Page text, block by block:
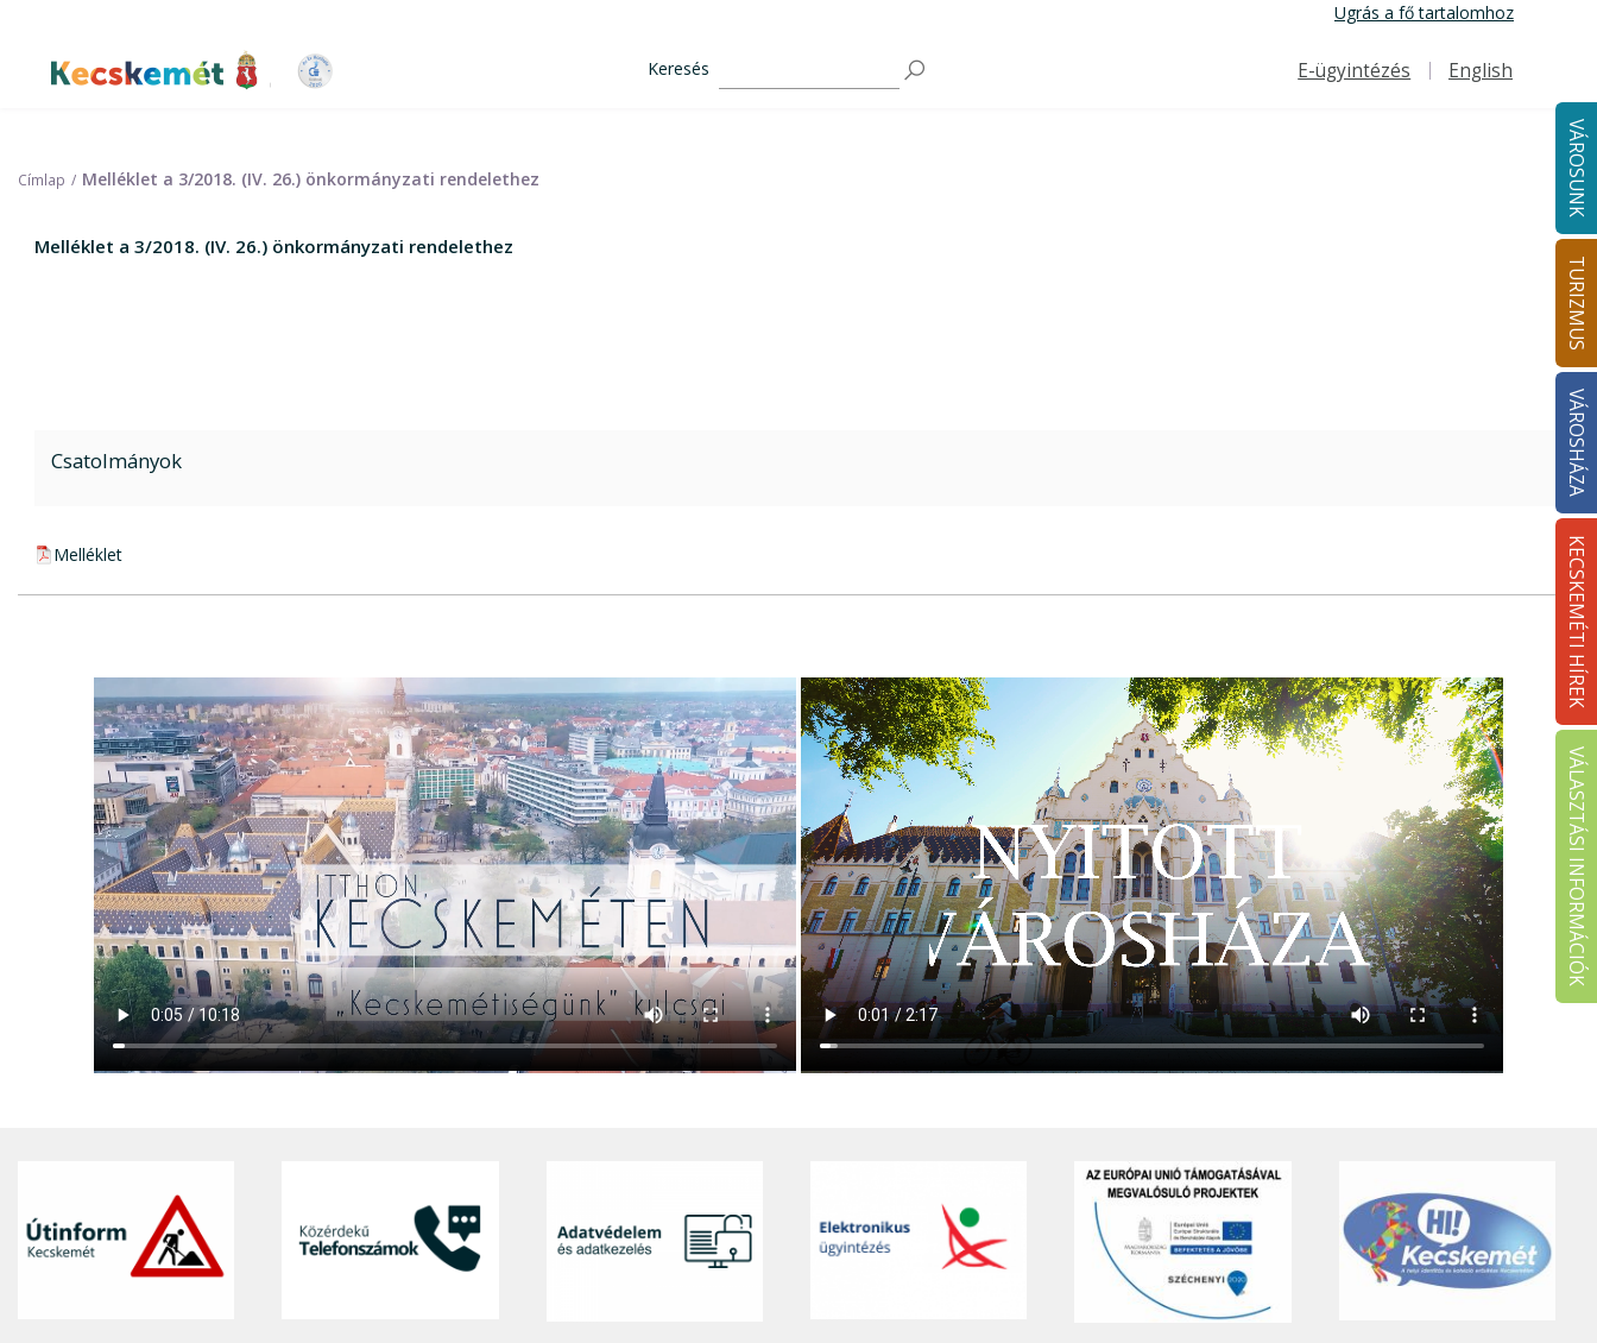
tartalomra
Ugrás a fő tartalomhoz
Kecskemét Város Honlapja
Keresés
Felső navigáció
E-ügyintézés English
VÁROSUNK
TURIZMUS
VÁROSHÁZA
KECSKEMÉTI HÍREK
VÁLASZTÁSI INFORMÁCIÓK
Címlap Melléklet a 3/2018. (IV. 26.) önkormányzati rendelethez
Melléklet a 3/2018. (IV. 26.) önkormányzati rendelethez
Csatolmányok
pdf csatolmány:
Melléklet